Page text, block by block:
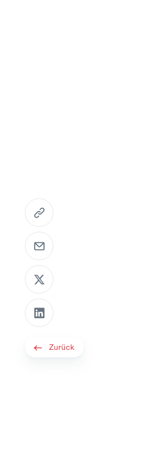
https://www.mme.ch/de-ch/
E-Mail senden
Per X teilen
Per LinkedIn teilen
Zurück